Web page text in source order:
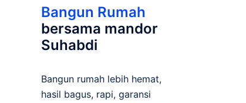
Bangun Rumah
bersama mandor
Suhabdi
Bangun rumah lebih hemat,
hasil bagus, rapi, garansi